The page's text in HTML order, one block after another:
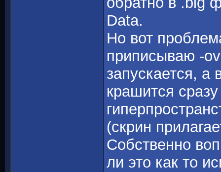
Data.
Но вот
приписываю -
запускается, а
крашится
(скрин
Собственно
ли это как то